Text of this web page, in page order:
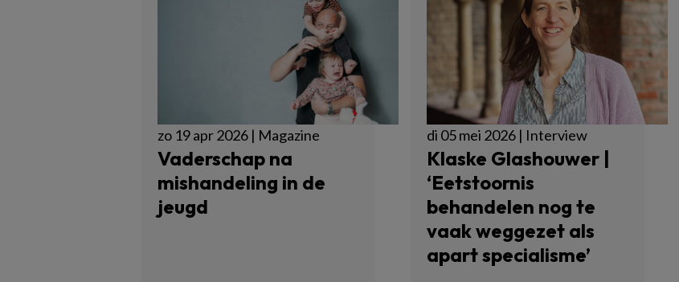
zo 19 apr 2026 | Magazine
Vaderschap na
mishandeling in de
jeugd
di 05 mei 2026 | Interview
Klaske Glashouwer |
‘Eetstoornis
behandelen nog te
vaak weggezet als
apart specialisme’